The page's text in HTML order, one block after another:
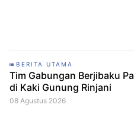
BERITA UTAMA
Tim Gabungan Berjibaku
di Kaki Gunung Rinjani
08 Agustus 2026